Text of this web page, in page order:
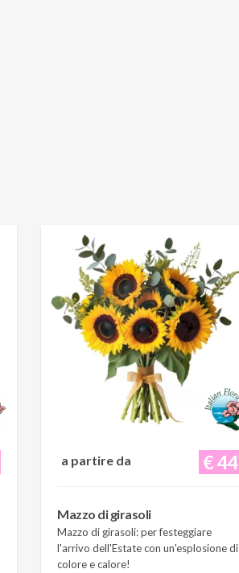
€ 44
a partire da
Mazzo di girasoli
Mazzo di girasoli: per festeggiare
l'arrivo dell'Estate con un'esplosione di
colore e calore!